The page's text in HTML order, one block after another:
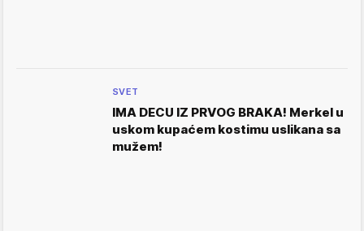
SVET
IMA DECU IZ PRVOG BRAKA! Merkel u
uskom kupaćem kostimu uslikana sa
mužem!